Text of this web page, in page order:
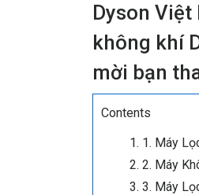
Dyson
không khí
mời bạn
Contents
1. Máy
2. Máy
3. Máy